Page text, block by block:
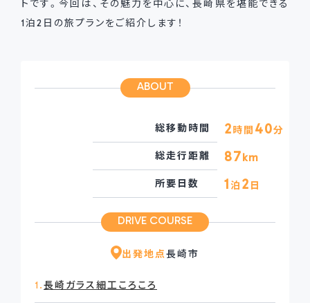
トです。今回は、その魅力を中心に、長崎県を堪能できる
1泊2日の旅プランをご紹介します！
ABOUT
総移動時間 2時間 40分
総走行距離 87km
所要日数 1 泊 2 日
DRIVE COURSE
出発地点長崎市
1.長崎ガラス細工ころころ